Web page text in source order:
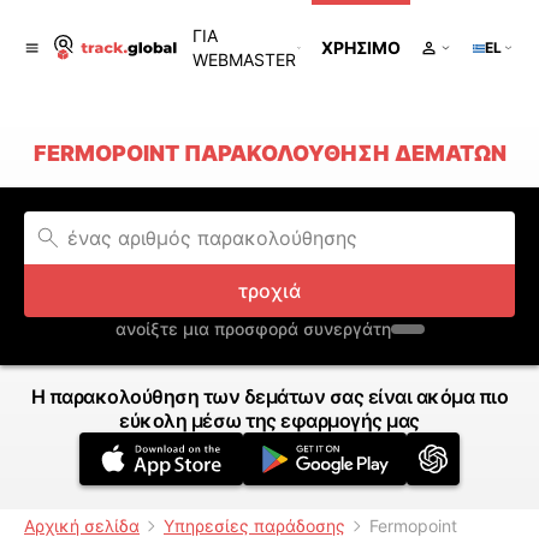
ΓΙΑ
WEBMASTER
ΧΡΉΣΙΜΟ EL
FERMOPOINT ΠΑΡΑΚΟΛΟΎΘΗΣΗ ΔΕΜΆΤΩΝ
τροχιά
ανοίξτε μια προσφορά συνεργάτη
Η παρακολούθηση των δεμάτων σας είναι ακόμα πιο
εύκολη μέσω της εφαρμογής μας
Αρχική σελίδα Υπηρεσίες παράδοσης Fermopoint